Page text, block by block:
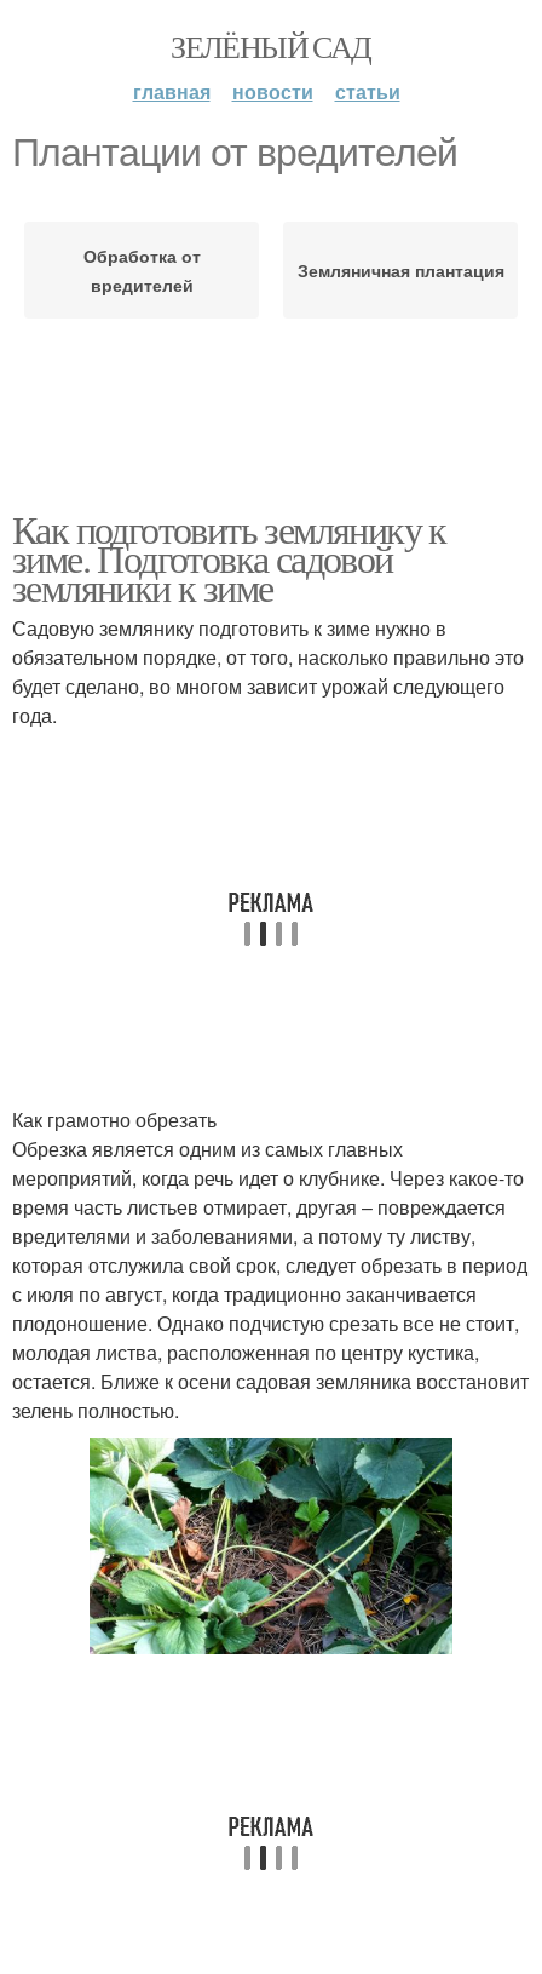
ЗЕЛЁНЫЙ САД
главная новости статьи
Плантации от вредителей
Обработка от
вредителей
Земляничная плантация
Как подготовить землянику к
зиме. Подготовка садовой
земляники к зиме
Садовую землянику подготовить к зиме нужно в
обязательном порядке, от того, насколько правильно это
будет сделано, во многом зависит урожай следующего
года.
Как грамотно обрезать
Обрезка является одним из самых главных
мероприятий, когда речь идет о клубнике. Через какое-то
время часть листьев отмирает, другая – повреждается
вредителями и заболеваниями, а потому ту листву,
которая отслужила свой срок, следует обрезать в период
с июля по август, когда традиционно заканчивается
плодоношение. Однако подчистую срезать все не стоит,
молодая листва, расположенная по центру кустика,
остается. Ближе к осени садовая земляника восстановит
зелень полностью.